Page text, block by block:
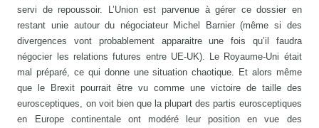
servi de repoussoir. L’Union est parvenue à gérer ce dossier en
restant unie autour du négociateur Michel Barnier (même si des
divergences vont probablement apparaitre une fois qu’il faudra
négocier les relations futures entre UE-UK). Le Royaume-Uni était
mal préparé, ce qui donne une situation chaotique. Et alors même
que le Brexit pourrait être vu comme une victoire de taille des
eurosceptiques, on voit bien que la plupart des partis eurosceptiques
en Europe continentale ont modéré leur position en vue des